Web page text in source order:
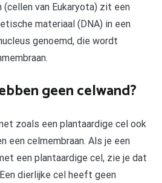
van Eukaryota) zit een
materiaal (DNA) in een
genoemd, die wordt
geen celwand?
zoals een plantaardige cel ook
een celmembraan. Als je een
een plantaardige cel, zie je dat
dierlijke cel heeft geen